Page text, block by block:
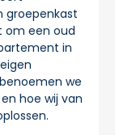
groepenkast
om een oud
in
we
hoe wij van